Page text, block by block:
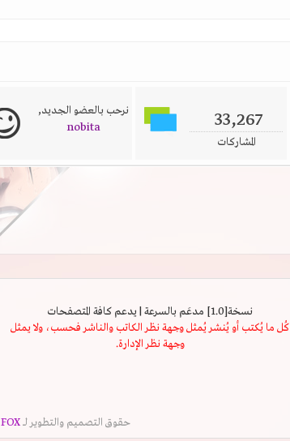
33,267
المشاركات
نرحب بالعضو الجديد,
nobita
نسخة[1.0] مدعَم بالسرعة | يدعم كافة المتصفحات
كُل ما يُكتب أو يُنشر يُمثل وجهة نظر الكاتب والناشر فحسب، ولا يمثل
وجهة نظر الإدارة.
حقوق التصميم والتطوير لــFOX